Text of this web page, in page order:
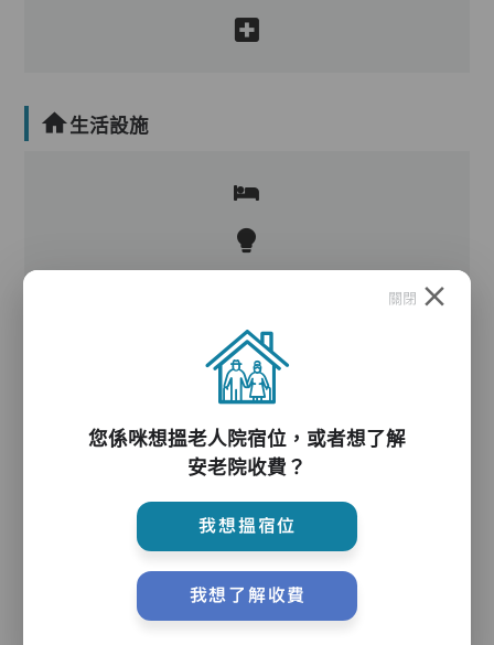
生活設施
護理評估、執藥、核派藥、量度生命表徵、協助沐
關閉
您係咪想搵老人院宿位，或者想了解
安老院收費？
我想搵宿位
我想了解收費